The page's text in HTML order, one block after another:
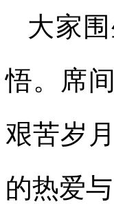
大家
悟。席
艰苦岁
的热爱与